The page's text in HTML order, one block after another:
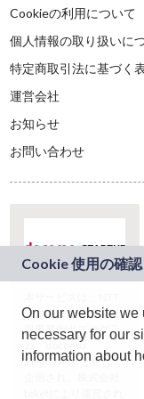
Cookieの利用について
個人情報の取り扱いに
特定商取引法に基づく
運営会社
お知らせ
お問い合わせ
ドコモグループの新
規事業創出プログラ
ム「docomo
STARTUP」を通じて
On our website we
necessary for our
information about